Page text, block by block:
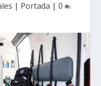
| Portada | 0